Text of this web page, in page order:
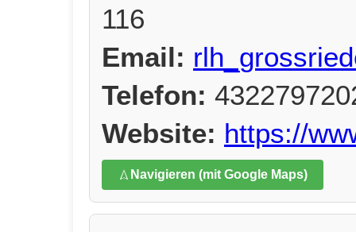
116
Email:
Telefon:
Website: https://
Navigieren (mit Google Maps)